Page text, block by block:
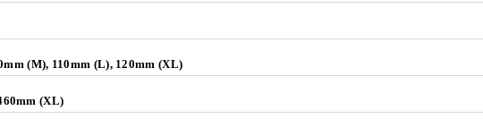
(M), 110mm (L), 120mm (XL)
(XL)